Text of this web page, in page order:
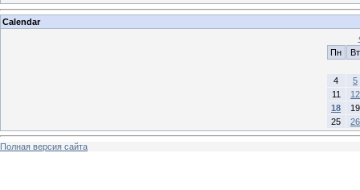
Calendar
Пн
Вт
4
5
11
12
18
19
25
26
Полная версия сайта